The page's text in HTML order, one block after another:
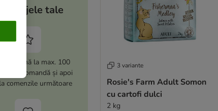
tale
(până la max. 100
prima comandă și apoi
comenzile următoare
3 variante
Rosie's Farm Adult Somon
cu cartofi dulci
2 kg